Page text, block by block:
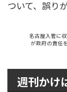
ついて、誤り
名古屋入管に
が政府の責任
週刊かけ